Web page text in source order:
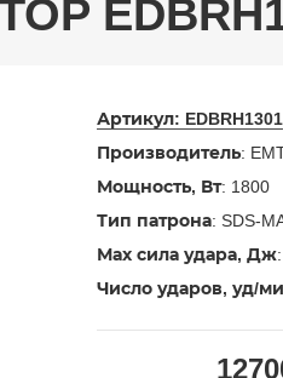
Артикул: EDBRH1301
Производитель:
Мощность, Вт: 1800
Тип патрона: SDS-
Мах сила удара, Дж
Число ударов, уд/